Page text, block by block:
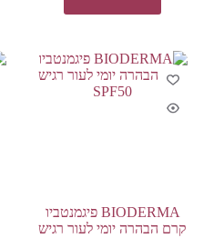
BIODERMA פיגמנטביו
קרם הבהרה יומי לעור רגיש